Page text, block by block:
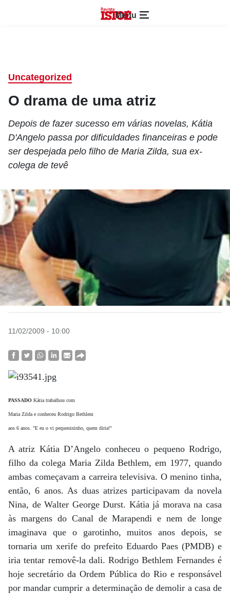
Menu
Uncategorized
O drama de uma atriz
Depois de fazer sucesso em várias novelas, Kátia
D'Angelo passa por dificuldades financeiras e pode
ser despejada pelo filho de Maria Zilda, sua ex-
colega de tevê
11/02/2009 - 10:00
PASSADO Kátia trabalhou com
Maria Zilda e conheceu Rodrigo Bethlem
aos 6 anos. "E eu o vi pequenininho, quem diria!"
A atriz Kátia D’Angelo conheceu o pequeno Rodrigo,
filho da colega Maria Zilda Bethlem, em 1977, quando
ambas começavam a carreira televisiva. O menino tinha,
então, 6 anos. As duas atrizes participavam da novela
Nina, de Walter George Durst. Kátia já morava na casa
às margens do Canal de Marapendi e nem de longe
imaginava que o garotinho, muitos anos depois, se
tornaria um xerife do prefeito Eduardo Paes (PMDB) e
iria tentar removê-la dali. Rodrigo Bethlem Fernandes é
hoje secretário da Ordem Pública do Rio e responsável
por mandar cumprir a determinação de demolir a casa de